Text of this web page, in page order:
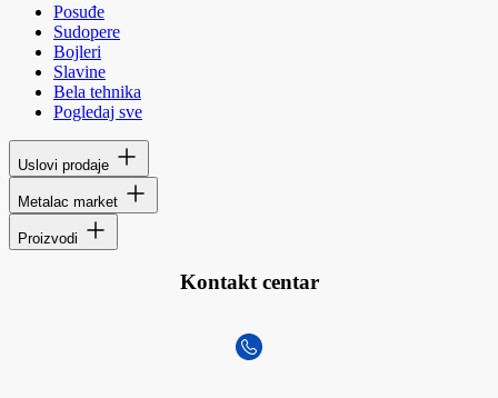
Posuđe
Sudopere
Bojleri
Slavine
Bela tehnika
Pogledaj sve
Uslovi prodaje
Metalac market
Proizvodi
Kontakt centar